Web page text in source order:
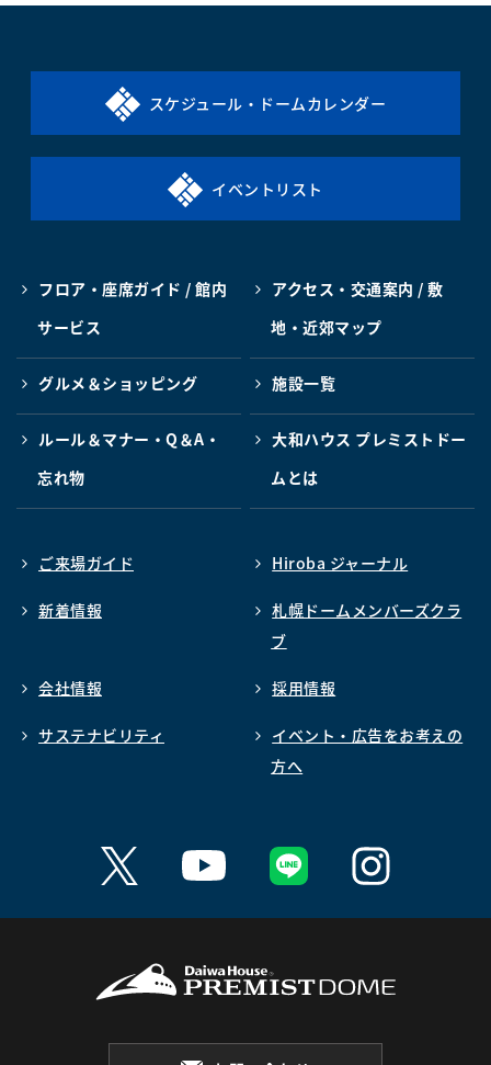
スケジュール・ドームカレンダー
イベントリスト
フロア・座席ガイド / 館内
サービス
アクセス・交通案内 / 敷
地・近郊マップ
グルメ＆ショッピング 施設一覧
ルール＆マナー・Q＆A・
忘れ物
大和ハウス プレミストドー
ムとは
ご来場ガイド Hiroba ジャーナル
新着情報
札幌ドームメンバーズクラ
ブ
会社情報 採用情報
サステナビリティ
イベント・広告をお考えの
方へ